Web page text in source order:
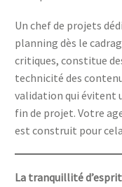
Un chef de projets
planning dès le
critiques, constitue
technicité des
validation qui évitent
fin de projet. Votre
est construit pour
La tranquillité